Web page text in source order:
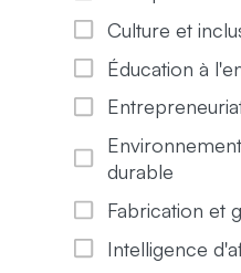
Culture et
Éducation à
durable
Fabrication et
Intelligence